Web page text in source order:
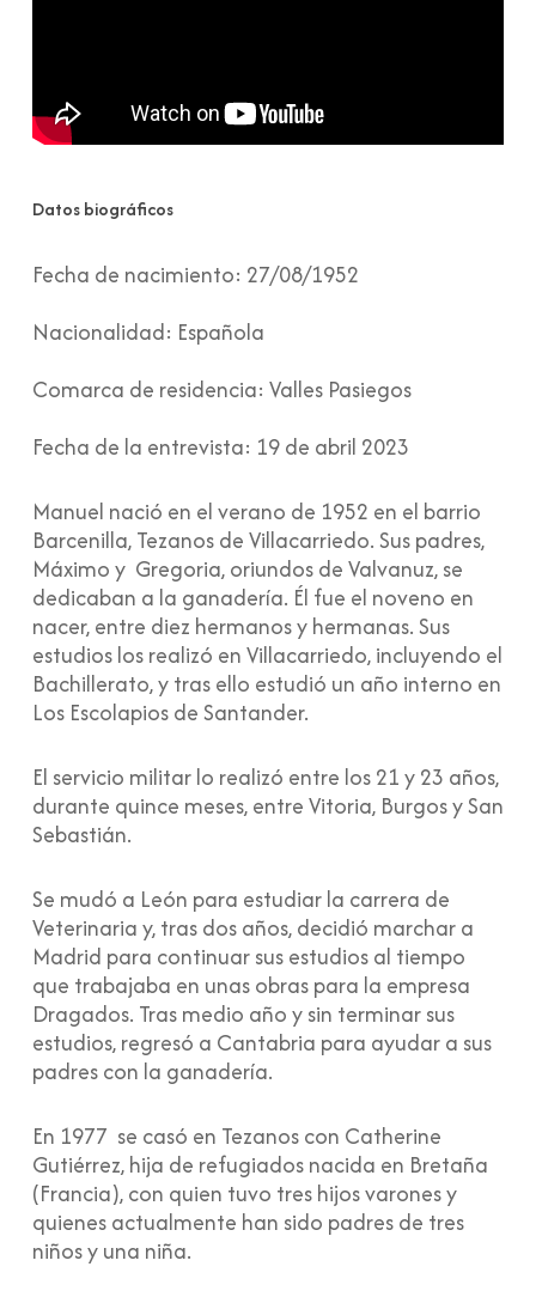
Datos biográficos
Fecha de nacimiento: 27/08/1952
Nacionalidad: Española
Comarca de residencia: Valles Pasiegos
Fecha de la entrevista: 19 de abril 2023
Manuel nació en el verano de 1952 en el barrio
Barcenilla, Tezanos de Villacarriedo. Sus padres,
Máximo y Gregoria, oriundos de Valvanuz, se
dedicaban a la ganadería. Él fue el noveno en
nacer, entre diez hermanos y hermanas. Sus
estudios los realizó en Villacarriedo, incluyendo el
Bachillerato, y tras ello estudió un año interno en
Los Escolapios de Santander.
El servicio militar lo realizó entre los 21 y 23 años,
durante quince meses, entre Vitoria, Burgos y San
Sebastián.
Se mudó a León para estudiar la carrera de
Veterinaria y, tras dos años, decidió marchar a
Madrid para continuar sus estudios al tiempo
que trabajaba en unas obras para la empresa
Dragados. Tras medio año y sin terminar sus
estudios, regresó a Cantabria para ayudar a sus
padres con la ganadería.
En 1977 se casó en Tezanos con Catherine
Gutiérrez, hija de refugiados nacida en Bretaña
(Francia), con quien tuvo tres hijos varones y
quienes actualmente han sido padres de tres
niños y una niña.